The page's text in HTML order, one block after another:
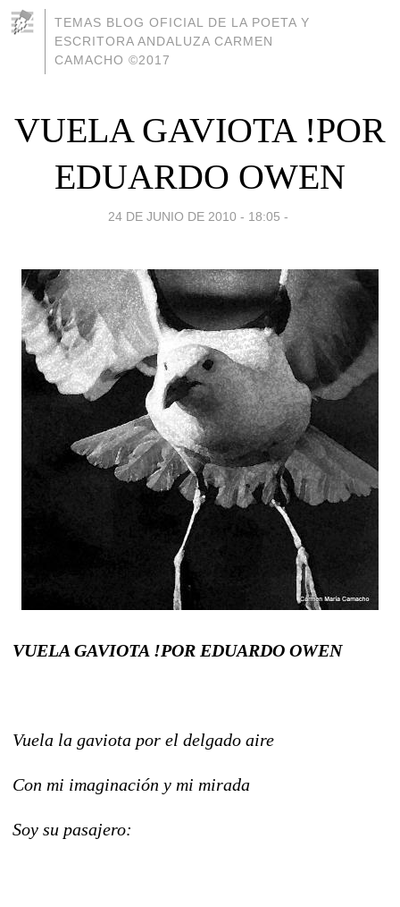
TEMAS BLOG OFICIAL DE LA POETA Y
ESCRITORA ANDALUZA CARMEN
CAMACHO ©2017
VUELA GAVIOTA !POR
EDUARDO OWEN
24 DE JUNIO DE 2010 - 18:05 -
VUELA GAVIOTA !POR EDUARDO OWEN
Vuela la gaviota por el delgado aire
Con mi imaginación y mi mirada
Soy su pasajero: